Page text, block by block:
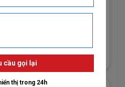
Giấy Dán Tường Imperial Mã
81012-3 Họa Tiết Hình Học